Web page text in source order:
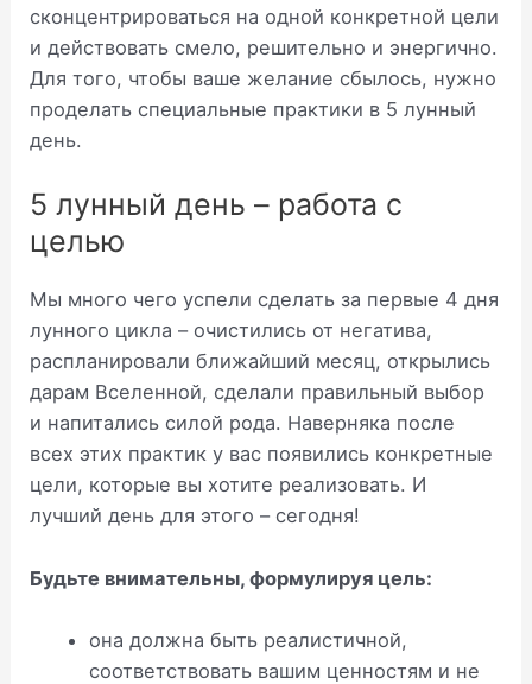
сконцентрироваться на одной конкретной цели
и действовать смело, решительно и энергично.
Для того, чтобы ваше желание сбылось, нужно
проделать специальные практики в 5 лунный
день.
5 лунный день – работа с
целью
Мы много чего успели сделать за первые 4 дня
лунного цикла – очистились от негатива,
распланировали ближайший месяц, открылись
дарам Вселенной, сделали правильный выбор
и напитались силой рода. Наверняка после
всех этих практик у вас появились конкретные
цели, которые вы хотите реализовать. И
лучший день для этого – сегодня!
Будьте внимательны, формулируя цель:
она должна быть реалистичной,
соответствовать вашим ценностям и не